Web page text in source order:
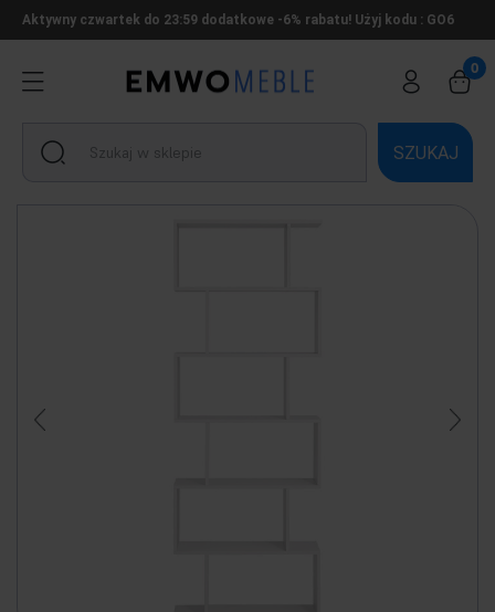
Aktywny czwartek do 23:59 dodatkowe -6% rabatu! Użyj kodu : GO6
SZUKAJ